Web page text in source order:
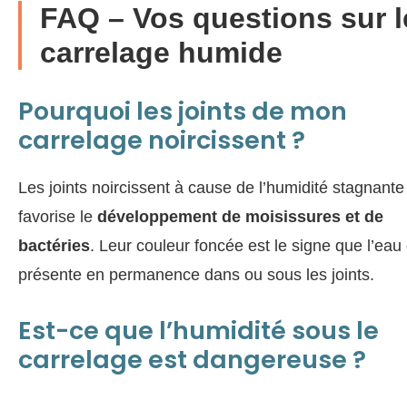
FAQ – Vos questions sur
carrelage humide
Pourquoi les joints de mon
carrelage noircissent ?
Les joints noircissent à cause de l’humidité
favorise le développement de moisissures et de
bactéries. Leur couleur foncée est le signe que l’eau
présente en permanence dans ou sous les joints.
Est-ce que l’humidité sous le
carrelage est dangereuse ?